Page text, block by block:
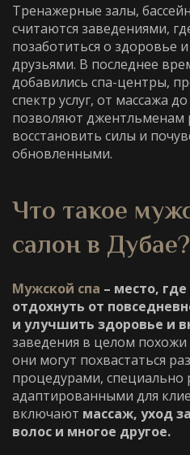
Тренажерные залы,
считаются заведениями,
позаботиться о здоровье
друзьями. В последнее
добавились спа-центры,
спектр услуг, от массажа
позволяют джентльменам
восстановить силы и
обновленными.
Что такое
салон в Дубае?
Мужской спа – место,
отдохнуть от
и улучшить здоровье и
заведения в целом
они могут похвастаться
процедурами, специально
адаптированными для
включают массаж, уход
волос и многое другое.